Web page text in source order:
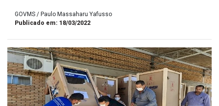
GOVMS / Paulo Massaharu Yafusso
Publicado em: 18/03/2022